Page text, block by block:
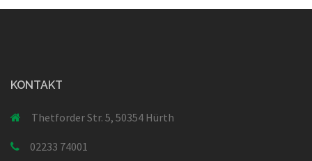
KONTAKT
Thetforder Str. 5, 50354 Hürth
02233 74001